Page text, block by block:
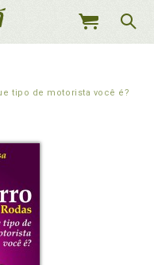
MEU
tipo de motorista você é?